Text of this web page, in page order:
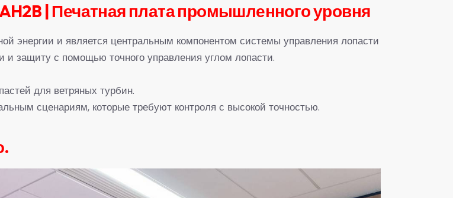
| Печатная плата промышленного уровня
энергии и является центральным компонентом системы управления лопасти
и защиту с помощью точного управления углом лопасти.
для ветряных турбин.
сценариям, которые требуют контроля с высокой точностью.